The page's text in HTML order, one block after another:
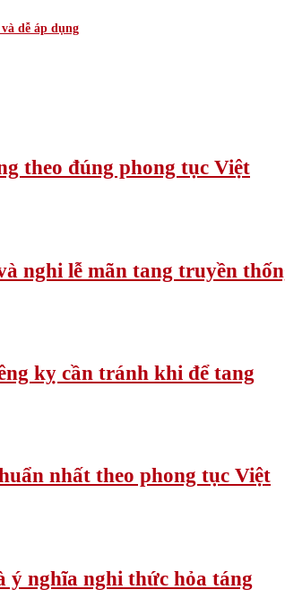
dễ áp dụng
theo đúng phong tục Việt
nghi lễ mãn tang truyền
kỵ cần tránh khi để tang
nhất theo phong tục Việt
ý nghĩa nghi thức hỏa táng